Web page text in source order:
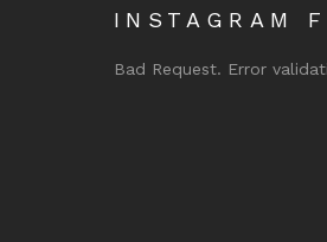
INSTAGRAM
Bad Request. Error